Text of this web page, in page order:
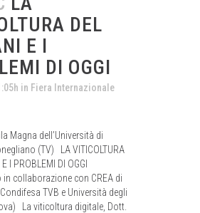
DEL
E I
DI OGGI
in Fiera Internazionale
Magna dell’Università di
(TV) LA VITICOLTURA
I PROBLEMI DI OGGI
in collaborazione con CREA di
TVB e Università degli
La viticoltura digitale, Dott.